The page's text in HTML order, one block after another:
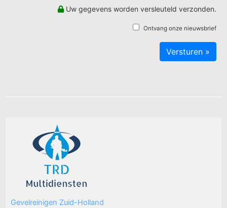
Uw gegevens worden versleuteld verzonden.
Ontvang onze nieuwsbrief
Gevelreinigen Zuid-Holland